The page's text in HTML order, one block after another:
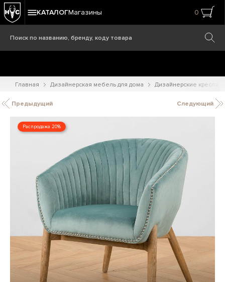
КАТАЛОГМагазины 0
Главная Дизайнерская мебель для дома Дизайнерские кресла
Предыдущий Следующий
Распродажа 20%